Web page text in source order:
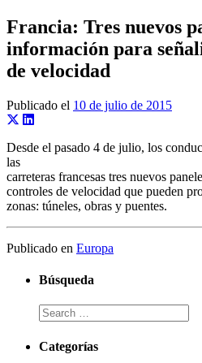
Francia: Tres nuevos
información para
de velocidad
Publicado el 10 de julio de 2015
Desde el pasado 4 de julio, los
las
carreteras francesas tres nuevos
controles de velocidad que pueden
zonas: túneles, obras y puentes.
Publicado en Europa
Búsqueda
Categorías